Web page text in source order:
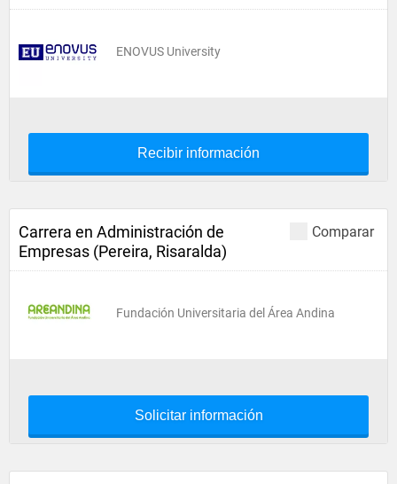
ENOVUS University
Recibir información
Comparar
Carrera en Administración de
Empresas (Pereira, Risaralda)
Fundación Universitaria del Área Andina
Solicitar información